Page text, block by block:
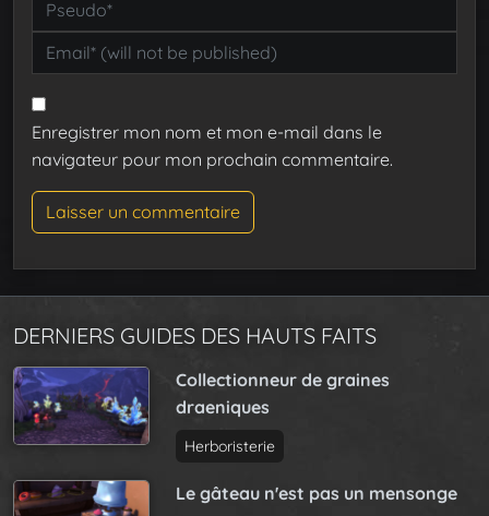
Enregistrer mon nom et mon e-mail dans le
navigateur pour mon prochain commentaire.
DERNIERS GUIDES DES HAUTS FAITS
Collectionneur de graines
draeniques
Herboristerie
Le gâteau n'est pas un mensonge